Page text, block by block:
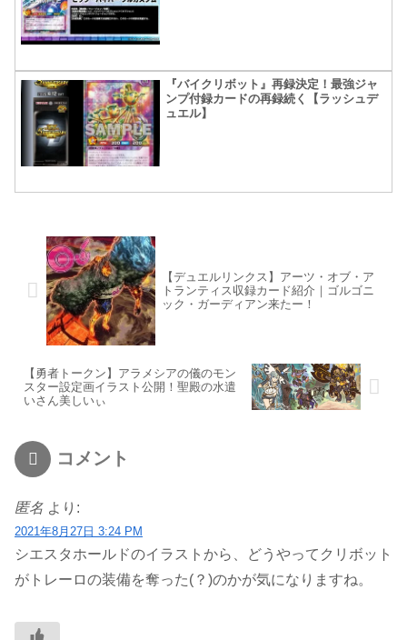
『バイクリボット』再録決定！最強ジャ
ンプ付録カードの再録続く【ラッシュデ
ュエル】
【デュエルリンクス】アーツ・オブ・ア
トランティス収録カード紹介｜ゴルゴニ
ック・ガーディアン来たー！
【勇者トークン】アラメシアの儀のモン
スター設定画イラスト公開！聖殿の水遣
いさん美しいぃ
コメント
匿名 より:
2021年8月27日 3:24 PM
シエスタホールドのイラストから、どうやってクリボット
がトレーロの装備を奪った(？)のかが気になりますね。